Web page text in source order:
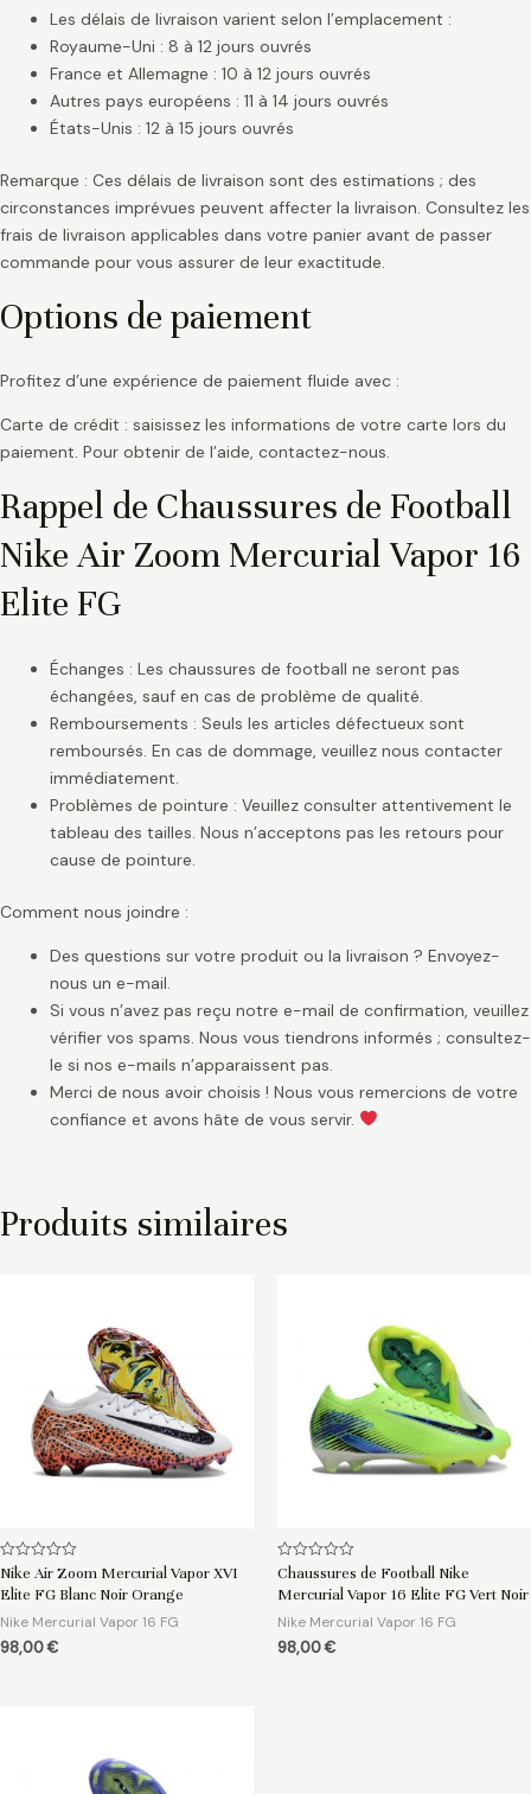
Les délais de livraison varient selon l’emplacement :
Royaume-Uni : 8 à 12 jours ouvrés
France et Allemagne : 10 à 12 jours ouvrés
Autres pays européens : 11 à 14 jours ouvrés
États-Unis : 12 à 15 jours ouvrés
Remarque : Ces délais de livraison sont des estimations ; des
circonstances imprévues peuvent affecter la livraison. Consultez les
frais de livraison applicables dans votre panier avant de passer
commande pour vous assurer de leur exactitude.
Options de paiement
Profitez d’une expérience de paiement fluide avec :
Carte de crédit : saisissez les informations de votre carte lors du
paiement. Pour obtenir de l’aide, contactez-nous.
Rappel de Chaussures de Football
Nike Air Zoom Mercurial Vapor 16
Elite FG
Échanges : Les chaussures de football ne seront pas
échangées, sauf en cas de problème de qualité.
Remboursements : Seuls les articles défectueux sont
remboursés. En cas de dommage, veuillez nous contacter
immédiatement.
Problèmes de pointure : Veuillez consulter attentivement le
tableau des tailles. Nous n’acceptons pas les retours pour
cause de pointure.
Comment nous joindre :
Des questions sur votre produit ou la livraison ? Envoyez-
nous un e-mail.
Si vous n’avez pas reçu notre e-mail de confirmation, veuillez
vérifier vos spams. Nous vous tiendrons informés ; consultez-
le si nos e-mails n’apparaissent pas.
Merci de nous avoir choisis ! Nous vous remercions de votre
confiance et avons hâte de vous servir.
Produits similaires
Note
sur
Nike Air Zoom Mercurial Vapor XVI
Elite FG Blanc Noir Orange
Nike Mercurial Vapor 16 FG
98,00€
Note
sur
Chaussures de Football Nike
Mercurial Vapor 16 Elite FG Vert Noir
Nike Mercurial Vapor 16 FG
98,00€